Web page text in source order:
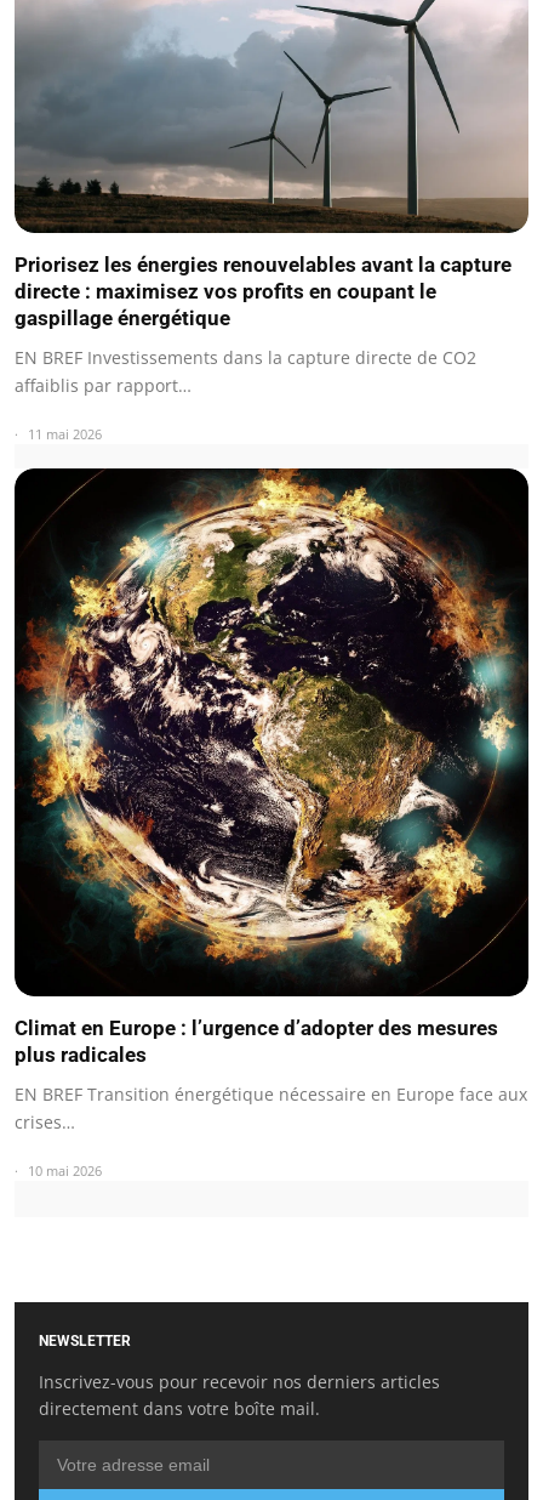
Priorisez les énergies renouvelables avant la capture
directe : maximisez vos profits en coupant le
gaspillage énergétique
EN BREF Investissements dans la capture directe de CO2
affaiblis par rapport…
11 mai 2026
Climat en Europe : l’urgence d’adopter des mesures
plus radicales
EN BREF Transition énergétique nécessaire en Europe face aux
crises…
10 mai 2026
NEWSLETTER
Inscrivez-vous pour recevoir nos derniers articles
directement dans votre boîte mail.